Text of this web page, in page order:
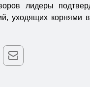
лидеры
уходящих корнями